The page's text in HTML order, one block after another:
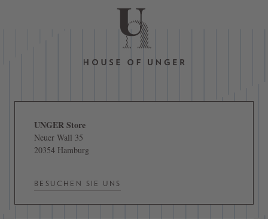
UNGER Store
Neuer Wall 35
20354 Hamburg
BESUCHEN SIE UNS